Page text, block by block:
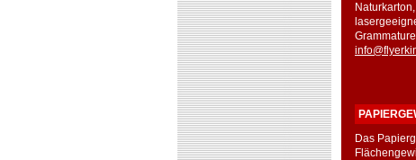
Das